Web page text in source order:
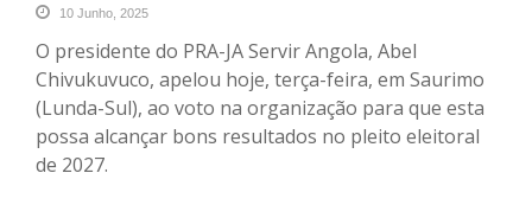
10 Junho, 2025
O presidente do PRA-JA Servir Angola, Abel
Chivukuvuco, apelou hoje, terça-feira, em Saurimo
(Lunda-Sul), ao voto na organização para que esta
possa alcançar bons resultados no pleito eleitoral
de 2027.